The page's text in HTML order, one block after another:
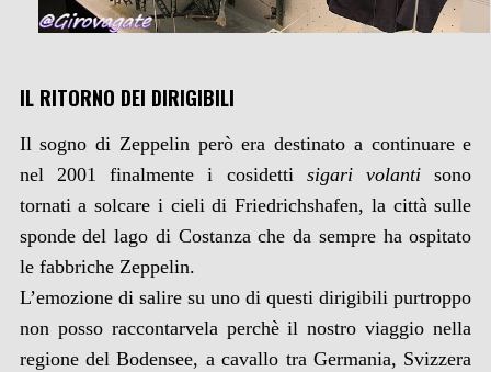
IL RITORNO DEI DIRIGIBILI
Il sogno di Zeppelin però era destinato a continuare e
nel 2001 finalmente i cosidetti sigari volanti sono
tornati a solcare i cieli di Friedrichshafen, la città sulle
sponde del lago di Costanza che da sempre ha ospitato
le fabbriche Zeppelin.
L’emozione di salire su uno di questi dirigibili purtroppo
non posso raccontarvela perchè il nostro viaggio nella
regione del Bodensee, a cavallo tra Germania, Svizzera